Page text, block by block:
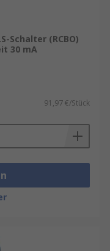
Schalter (RCBO)
30 mA
91,97 €/Stück